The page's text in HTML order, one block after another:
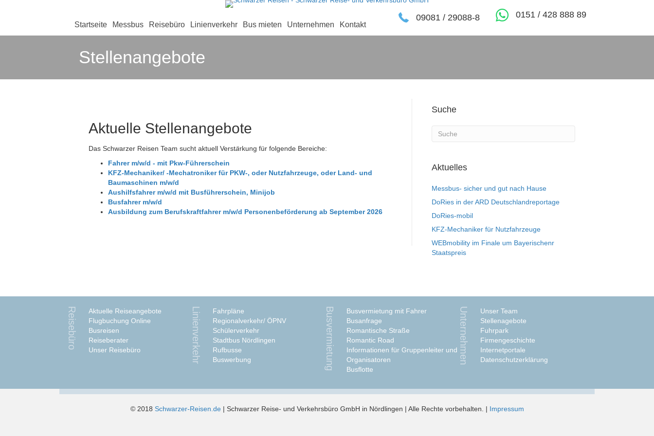
Startseite Messbus Reisebüro Linienverkehr Bus mieten Unternehmen Kontakt
09081 / 29088-8 0151 / 428 888 89
Stellenangebote
Aktuelle Stellenangebote
Das Schwarzer Reisen Team sucht aktuell Verstärkung für folgende Bereiche:
Fahrer m/w/d - mit Pkw-Führerschein
KFZ-Mechaniker/ -Mechatroniker für PKW-, oder Nutzfahrzeuge, oder Land- und
Baumaschinen m/w/d
Aushilfsfahrer m/w/d mit Busführerschein, Minijob
Busfahrer m/w/d
Ausbildung zum Berufskraftfahrer m/w/d Personenbeförderung ab September 2026
Suche
Aktuelles
Messbus- sicher und gut nach Hause
DoRies in der ARD Deutschlandreportage
DoRies-mobil
KFZ-Mechaniker für Nutzfahrzeuge
WEBmobility im Finale um Bayerischenr
Staatspreis
Reisebüro
Aktuelle Reiseangebote
Flugbuchung Online
Busreisen
Reiseberater
Unser Reisebüro
Linienverkehr
Fahrpläne
Regionalverkehr/ ÖPNV
Schülerverkehr
Stadtbus Nördlingen
Rufbusse
Buswerbung
Busvermietung
Busvermietung mit Fahrer
Busanfrage
Romantische Straße
Romantic Road
Informationen für Gruppenleiter und
Organisatoren
Busflotte
Unternehmen
Unser Team
Stellenagebote
Fuhrpark
Firmengeschichte
Internetportale
Datenschutzerklärung
© 2018 Schwarzer-Reisen.de| Schwarzer Reise- und Verkehrsbüro GmbH in Nördlingen | Alle Rechte vorbehalten. | Impressum